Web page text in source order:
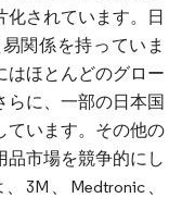
化されています。日
関係を持っていま
はほとんどのグロー
らに、一部の日本国
ています。その他の
品市場を競争的にし
3M、Medtronic、